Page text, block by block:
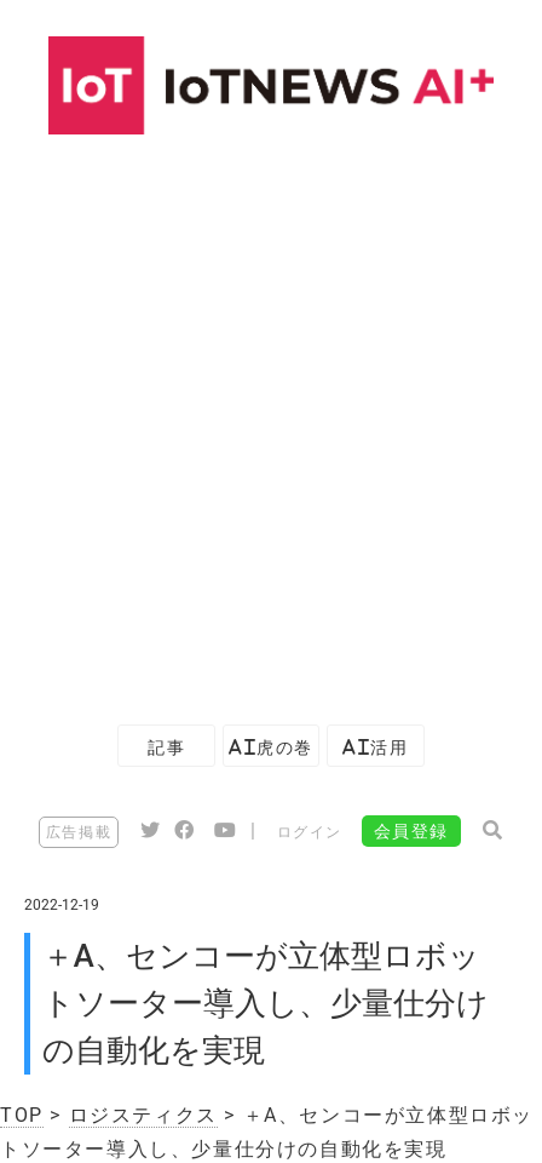
記事 AI虎の巻 AI活用
広告掲載 ログイン 会員登録
2022-12-19
＋A、センコーが立体型ロボッ
トソーター導入し、少量仕分け
の自動化を実現
TOP > ロジスティクス > ＋A、センコーが立体型ロボッ
トソーター導入し、少量仕分けの自動化を実現